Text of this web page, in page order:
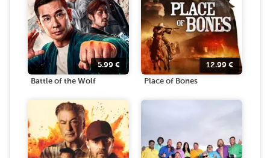
5.99 €
Battle of the Wolf
12.99 €
Place of Bones